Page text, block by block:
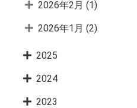
2026年2月 (1)
2026年1月 (2)
2025
2024
2023